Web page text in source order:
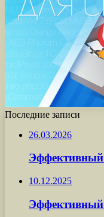
Последние записи
26.03.2026
Эффективный
10.12.2025
Эффективный